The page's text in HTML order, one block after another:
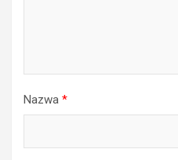
Nazwa *